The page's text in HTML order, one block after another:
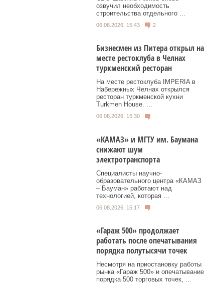
озвучил необходимость
строительства отдельного ...
06.08.2026, 15:43 2
Бизнесмен из Питера открыл на
месте рестоклуба в Челнах
туркменский ресторан
На месте рестоклуба IMPERIA в
Набережных Челнах открылся
ресторан туркменской кухни
Turkmen House. ...
06.08.2026, 15:30
«КАМАЗ» и МГТУ им. Баумана
снижают шум
электротранспорта
Специалисты научно-
образовательного центра «КАМАЗ
– Бауман» работают над
технологией, которая ...
06.08.2026, 15:17
«Гараж 500» продолжает
работать после опечатывания
порядка полутысячи точек
Несмотря на приостановку работы
рынка «Гараж 500» и опечатывание
порядка 500 торговых точек, ...